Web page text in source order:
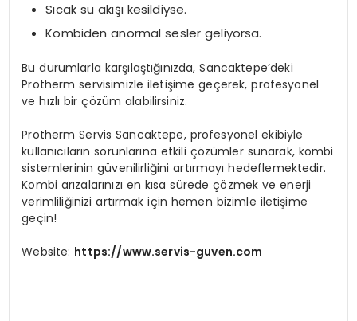
Sıcak su akışı kesildiyse.
Kombiden anormal sesler geliyorsa.
Bu durumlarla karşılaştığınızda, Sancaktepe’deki
Protherm servisimizle iletişime geçerek, profesyonel
ve hızlı bir çözüm alabilirsiniz.
Protherm Servis Sancaktepe, profesyonel ekibiyle
kullanıcıların sorunlarına etkili çözümler sunarak, kombi
sistemlerinin güvenilirliğini artırmayı hedeflemektedir.
Kombi arızalarınızı en kısa sürede çözmek ve enerji
verimliliğinizi artırmak için hemen bizimle iletişime
geçin!
Website: https://www.servis-guven.com